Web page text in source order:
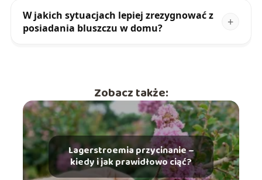
W jakich sytuacjach lepiej zrezygnować z
posiadania bluszczu w domu?
Zobacz także:
Lagerstroemia przycinanie –
kiedy i jak prawidłowo ciąć?